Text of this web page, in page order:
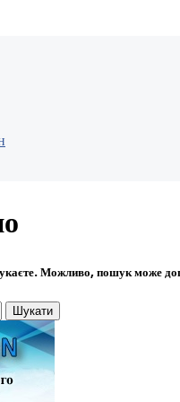
Можливо, пошук може